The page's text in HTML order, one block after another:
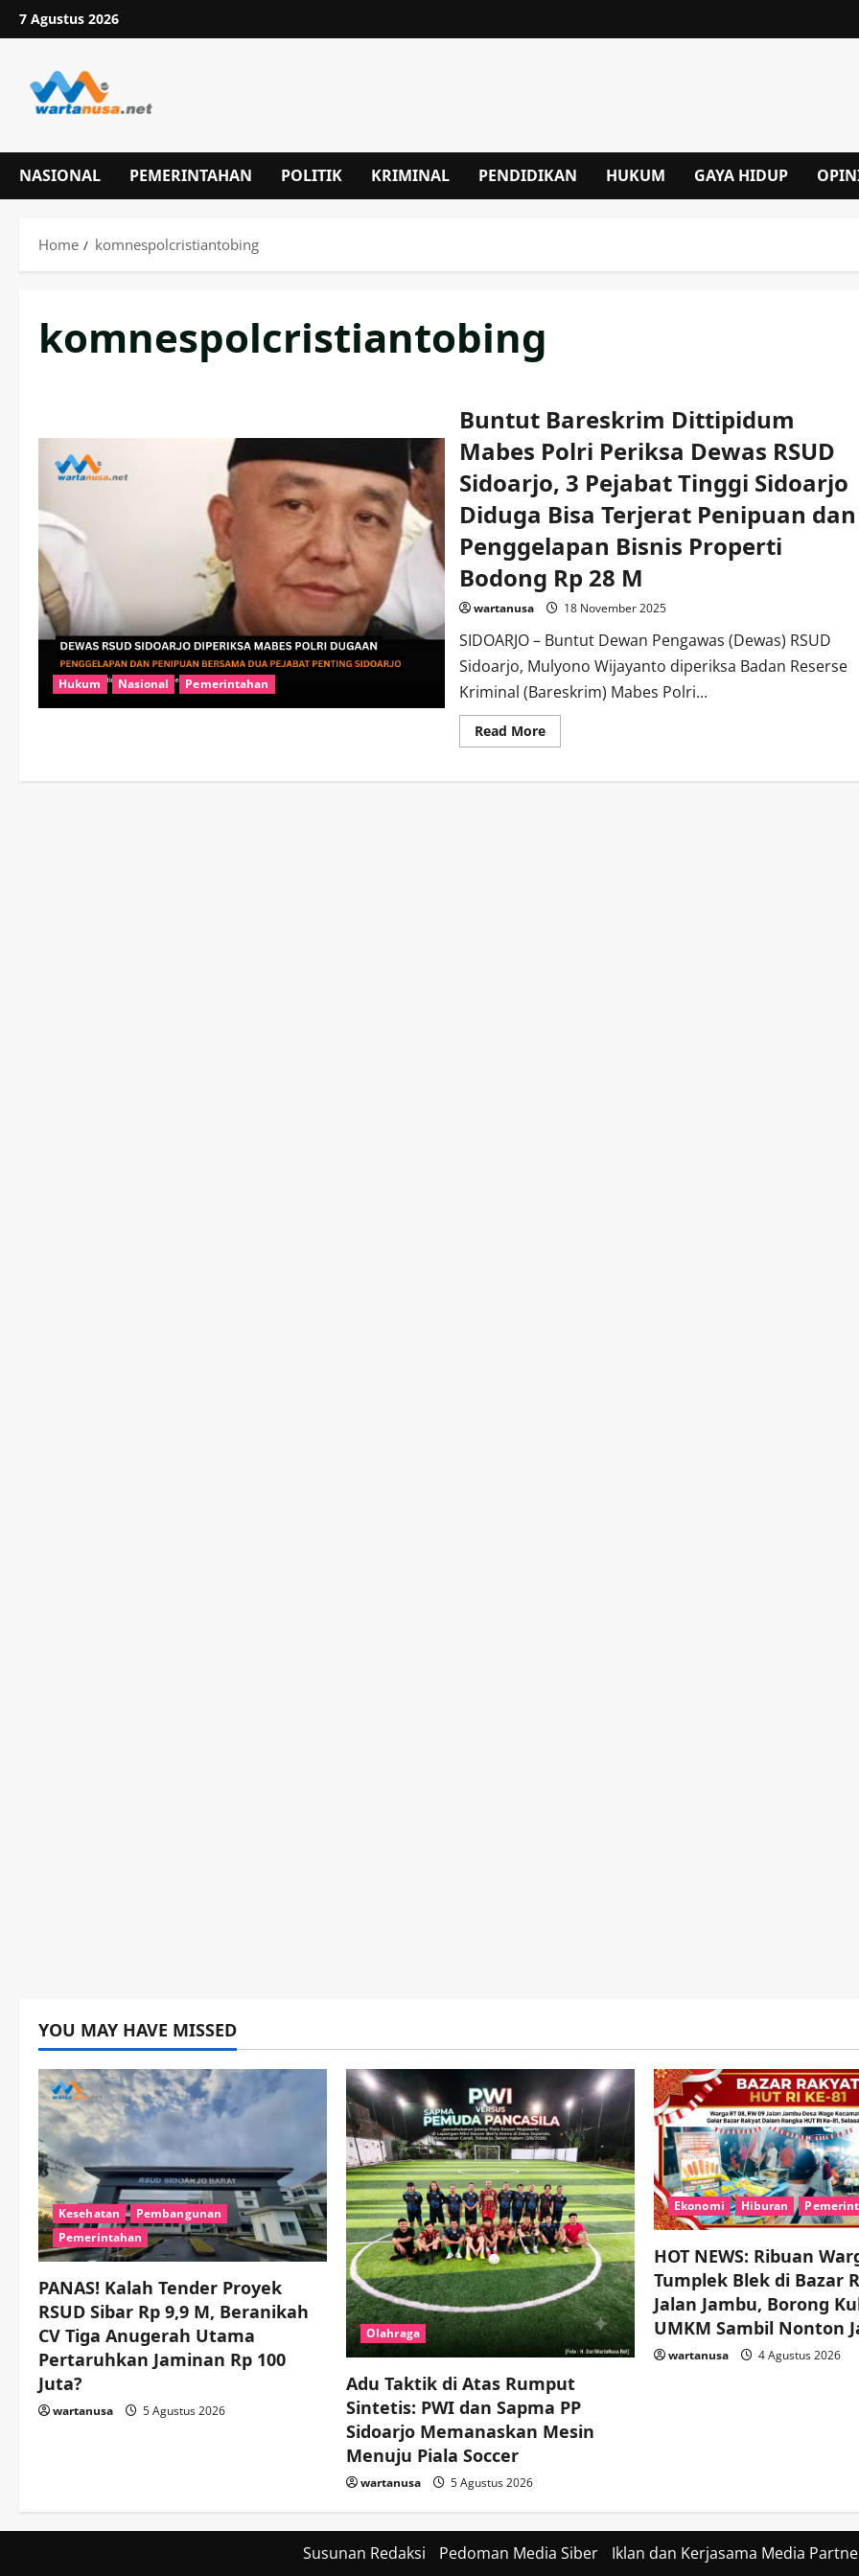
Skip
to
7 Agustus 2026
NASIONAL PEMERINTAHAN POLITIK KRIMINAL PENDIDIKAN HUKUM GAYA HIDUP
Home komnespolcristiantobing
komnespolcristiantobing
Hukum Nasional Pemerintahan
Buntut Bareskrim Dittipidum
Mabes Polri Periksa Dewas RSUD
Sidoarjo, 3 Pejabat Tinggi Sidoarjo
Diduga Bisa Terjerat Penipuan dan
Penggelapan Bisnis Properti
Bodong Rp 28 M
wartanusa 18 November 2025
SIDOARJO – Buntut Dewan Pengawas (Dewas) RSUD
Sidoarjo, Mulyono Wijayanto diperiksa Badan Reserse
Kriminal (Bareskrim) Mabes Polri...
Read MoreRead
more
Bareskrim
YOU MAY HAVE MISSED
Kesehatan
Pembangunan
Pemerintahan
PANAS! Kalah Tender Proyek
RSUD Sibar Rp 9,9 M, Beranikah
CV Tiga Anugerah Utama
Pertaruhkan Jaminan Rp 100
Juta?
wartanusa 5 Agustus 2026
Olahraga
Adu Taktik di Atas Rumput
Sintetis: PWI dan Sapma PP
Sidoarjo Memanaskan Mesin
Menuju Piala Soccer
wartanusa 5 Agustus 2026
Ekonomi Hiburan
HOT NEWS: Ribuan
Tumplek Blek di Bazar
Jalan Jambu, Borong
UMKM Sambil Nonton
wartanusa 4 Agustus 2026
Susunan Redaksi Pedoman Media Siber Iklan dan Kerjasama Media